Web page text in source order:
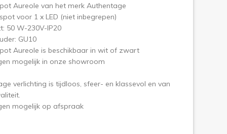
Aureole van het merk Authentage
voor 1 x LED (niet inbegrepen)
50 W-230V-IP20
GU10
Aureole is beschikbaar in wit of zwart
mogelijk in onze showroom
verlichting is tijdloos, sfeer- en klassevol en van
mogelijk op afspraak